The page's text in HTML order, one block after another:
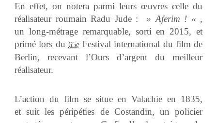
En effet, on notera parmi leurs œuvres celle du
réalisateur roumain Radu Jude :
» Aferim ! « ,
un long-métrage remarquable, sorti en 2015, et
primé lors du 65eFestival international du film de
Berlin, recevant l’Ours d’argent du meilleur
réalisateur.
L’action du film se situe en Valachie en 1835,
et suit les péripéties de Costandin, un policier